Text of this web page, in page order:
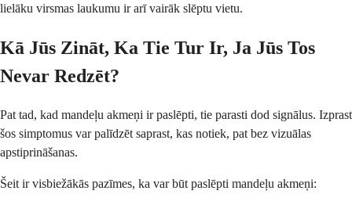
lielāku virsmas laukumu ir arī vairāk slēptu vietu.
Kā Jūs Zināt, Ka Tie Tur Ir, Ja Jūs Tos
Nevar Redzēt?
Pat tad, kad mandeļu akmeņi ir paslēpti, tie parasti dod signālus. Izprast
šos simptomus var palīdzēt saprast, kas notiek, pat bez vizuālas
apstiprināšanas.
Šeit ir visbiežākās pazīmes, ka var būt paslēpti mandeļu akmeņi: